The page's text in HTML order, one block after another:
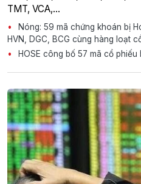
TMT, VCA,…
Nóng: 59 mã chứng khoán bị
HVN, DGC, BCG cùng hàng loạt
HOSE công bố 57 mã cổ